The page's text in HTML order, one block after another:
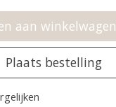
aan winkelwagen
Plaats bestelling